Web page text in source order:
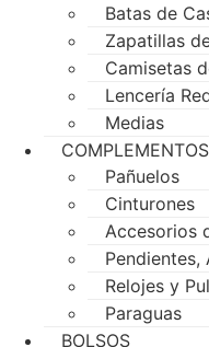
Batas de
Zapatillas
Camisetas
Lencería
Medias
COMPLEMENTOS
Pañuelos
Cinturones
Accesorios
Pendientes,
Relojes y
Paraguas
BOLSOS